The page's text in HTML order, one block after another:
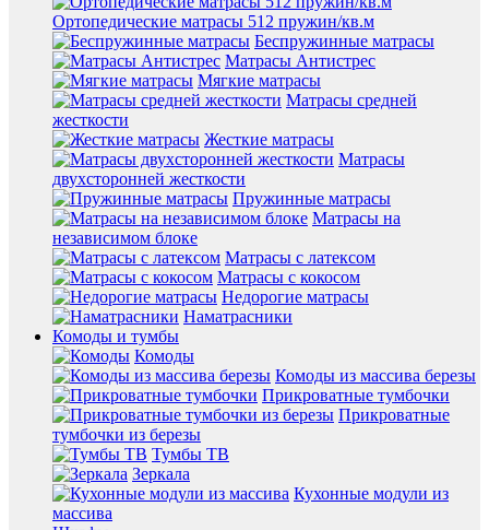
Ортопедические матрасы 512 пружин/кв.м
Беспружинные матрасы
Матрасы Антистрес
Мягкие матрасы
Матрасы средней
жесткости
Жесткие матрасы
Матрасы
двухсторонней жесткости
Пружинные матрасы
Матрасы на
независимом блоке
Матрасы с латексом
Матрасы с кокосом
Недорогие матрасы
Наматрасники
Комоды и тумбы
Комоды
Комоды из массива березы
Прикроватные тумбочки
Прикроватные
тумбочки из березы
Тумбы ТВ
Зеркала
Кухонные модули из
массива